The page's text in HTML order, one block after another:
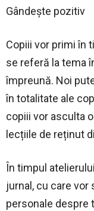
Gândește pozitiv
Copiii vor primi în
se referă la tema
împreună. Noi
în totalitate ale
copiii vor asculta
lecțiile de reținut
În timpul
jurnal, cu care vor
personale despre